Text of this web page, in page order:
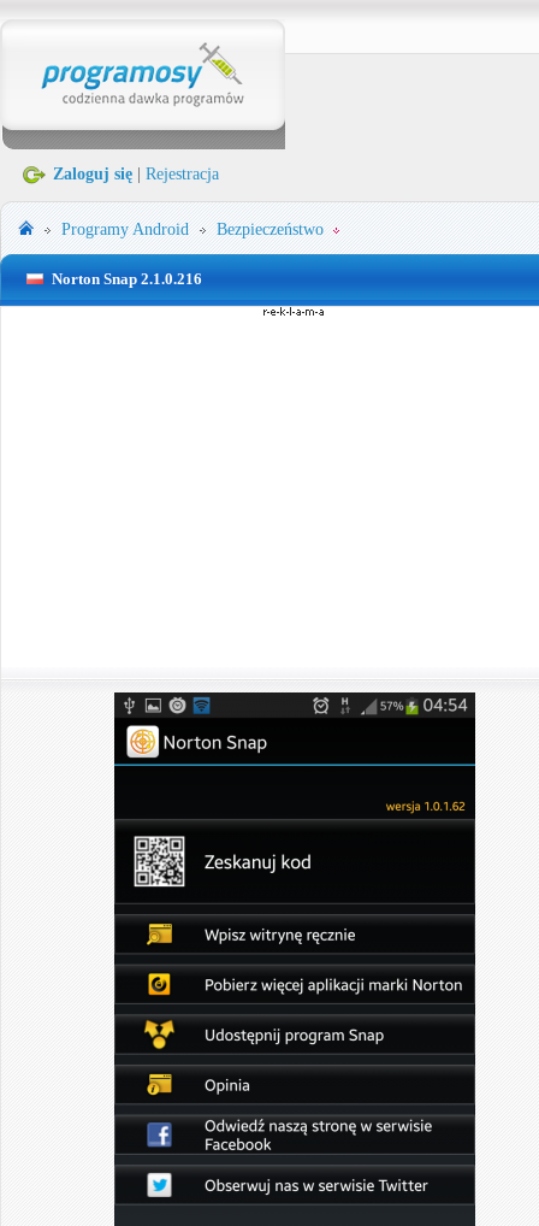
Zaloguj się Rejestracja
ProgramyAndroid Bezpieczeństwo
Norton Snap 2.1.0.216